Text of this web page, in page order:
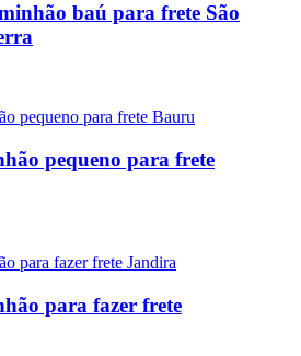
baú para frete São
pequeno para frete
para fazer frete